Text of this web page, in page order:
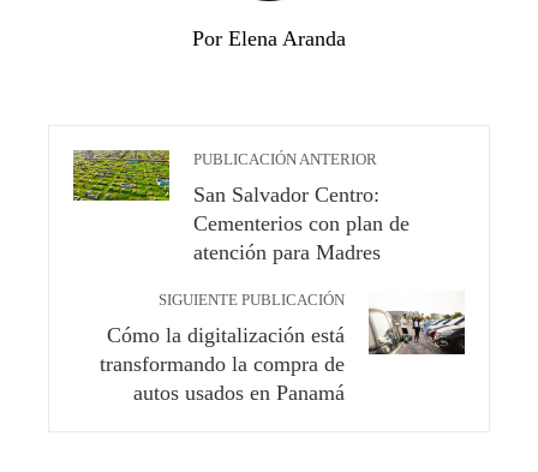
Por Elena Aranda
PUBLICACIÓN ANTERIOR
San Salvador Centro:
Cementerios con plan de
atención para Madres
SIGUIENTE PUBLICACIÓN
Cómo la digitalización está
transformando la compra de
autos usados en Panamá